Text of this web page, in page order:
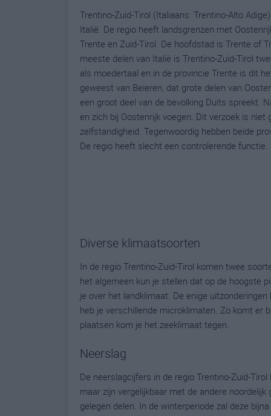
Trentino-Zuid-Tirol (Italiaans: Trentino-Alto
Italië. De regio heeft landsgrenzen met
Trente en Zuid-Tirol. De hoofdstad is Trente of
meeste delen van Italië is Trentino-Zuid-Tirol
als moedertaal en in de provincie Trente is dit
geweest van Beieren, dat grote delen van
een groot deel van de bevolking Duits spreekt.
en zich bij Oostenrijk voegen. Dit verzoek is
zelfstandigheid. Tegenwoordig hebben beide
De regio heeft slecht een controlerende functie.
Diverse klimaatsoorten
In de regio Trentino-Zuid-Tirol komen twee
het algemeen kun je stellen dat op de hoogste
je over het landklimaat. De enige
heb je verschillende microklimaten. Zo komt er
plaatsen kom je het zeeklimaat tegen.
Neerslag
De neerslagcijfers in de regio Trentino-Zuid-
maar zijn vergelijkbaar met de andere
gelegen delen. In de winterperiode zal deze